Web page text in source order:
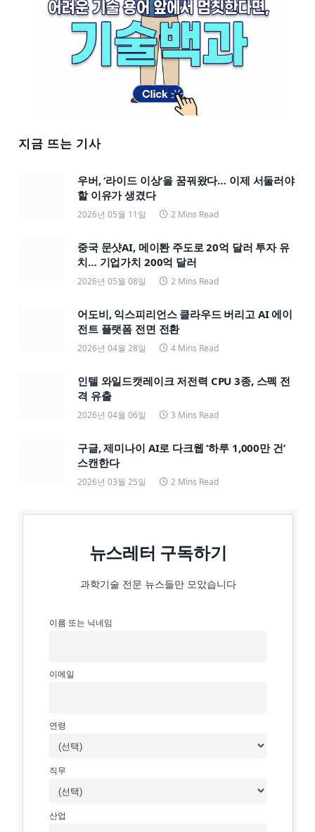
지금 뜨는 기사
우버, ‘라이드 이상’을 꿈꿔왔다… 이제 서둘러야
할 이유가 생겼다
2026년 05월 11일 2 Mins Read
중국 문샷AI, 메이퇀 주도로 20억 달러 투자 유
치… 기업가치 200억 달러
2026년 05월 08일 2 Mins Read
어도비, 익스피리언스 클라우드 버리고 AI 에이
전트 플랫폼 전면 전환
2026년 04월 28일 4 Mins Read
인텔 와일드캣레이크 저전력 CPU 3종, 스펙 전
격 유출
2026년 04월 06일 3 Mins Read
구글, 제미나이 AI로 다크웹 ‘하루 1,000만 건’
스캔한다
2026년 03월 25일 2 Mins Read
뉴스레터 구독하기
과학기술 전문 뉴스들만 모았습니다
이름 또는 닉네임
이메일
연령
직무
산업